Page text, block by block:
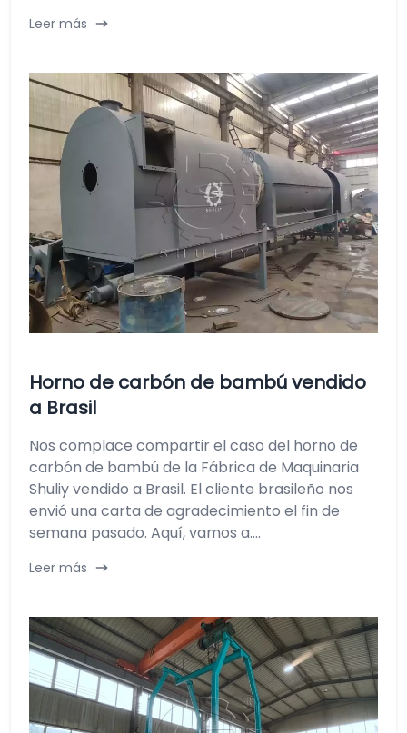
Leer más
Horno de carbón de bambú vendido
a Brasil
Nos complace compartir el caso del horno de
carbón de bambú de la Fábrica de Maquinaria
Shuliy vendido a Brasil. El cliente brasileño nos
envió una carta de agradecimiento el fin de
semana pasado. Aquí, vamos a....
Leer más